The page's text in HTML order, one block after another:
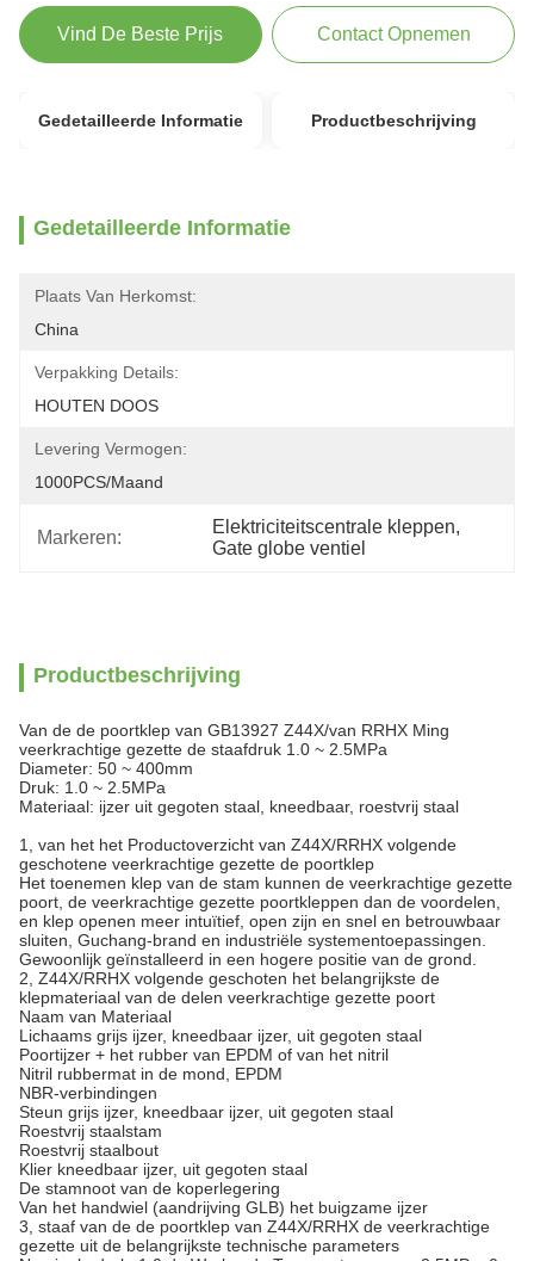
Vind De Beste Prijs Contact Opnemen
Gedetailleerde Informatie Productbeschrijving
Gedetailleerde Informatie
Plaats Van Herkomst:
China
Verpakking Details:
HOUTEN DOOS
Levering Vermogen:
1000PCS/maand
Markeren:
Elektriciteitscentrale kleppen,
Gate globe ventiel
Productbeschrijving
Van de de poortklep van GB13927 Z44X/van RRHX Ming
veerkrachtige gezette de staafdruk 1.0 ~ 2.5MPa
Diameter: 50 ~ 400mm
Druk: 1.0 ~ 2.5MPa
Materiaal: ijzer uit gegoten staal, kneedbaar, roestvrij staal
1, van het het Productoverzicht van Z44X/RRHX volgende
geschotene veerkrachtige gezette de poortklep
Het toenemen klep van de stam kunnen de veerkrachtige gezette
poort, de veerkrachtige gezette poortkleppen dan de voordelen,
en klep openen meer intuïtief, open zijn en snel en betrouwbaar
sluiten, Guchang-brand en industriële systementoepassingen.
Gewoonlijk geïnstalleerd in een hogere positie van de grond.
2, Z44X/RRHX volgende geschoten het belangrijkste de
klepmateriaal van de delen veerkrachtige gezette poort
Naam van Materiaal
Lichaams grijs ijzer, kneedbaar ijzer, uit gegoten staal
Poortijzer + het rubber van EPDM of van het nitril
Nitril rubbermat in de mond, EPDM
NBR-verbindingen
Steun grijs ijzer, kneedbaar ijzer, uit gegoten staal
Roestvrij staalstam
Roestvrij staalbout
Klier kneedbaar ijzer, uit gegoten staal
De stamnoot van de koperlegering
Van het handwiel (aandrijving GLB) het buigzame ijzer
3, staaf van de de poortklep van Z44X/RRHX de veerkrachtige
gezette uit de belangrijkste technische parameters